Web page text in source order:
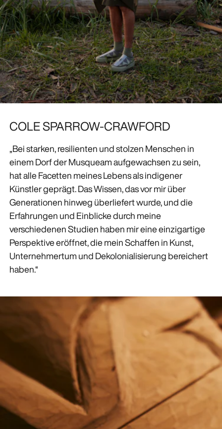
COLE SPARROW-CRAWFORD
„Bei starken, resilienten und stolzen Menschen in
einem Dorf der Musqueam aufgewachsen zu sein,
hat alle Facetten meines Lebens als indigener
Künstler geprägt. Das Wissen, das vor mir über
Generationen hinweg überliefert wurde, und die
Erfahrungen und Einblicke durch meine
verschiedenen Studien haben mir eine einzigartige
Perspektive eröffnet, die mein Schaffen in Kunst,
Unternehmertum und Dekolonialisierung bereichert
haben.“